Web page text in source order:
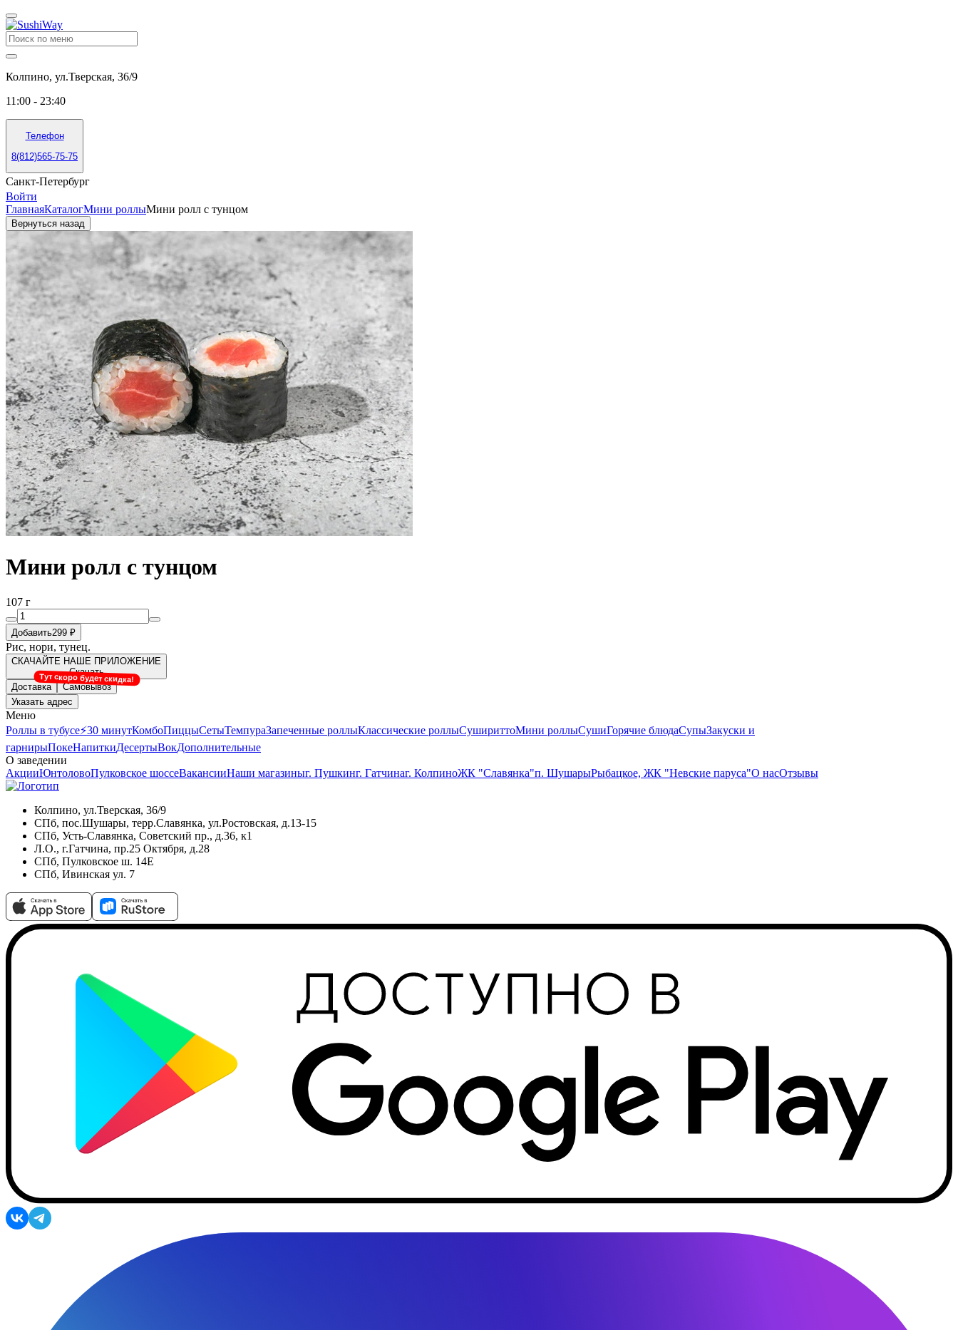
Колпино, ул.Тверская, 36/9
11:00 - 23:40
Телефон
8(812)565-75-75
Санкт-Петербург
Войти
ГлавнаяКаталогМини роллыМини ролл с тунцом
Вернуться назад
Мини ролл с тунцом
107 г
Добавить299 ₽
Рис, нори, тунец.
СКАЧАЙТЕ НАШЕ ПРИЛОЖЕНИЕ
Скачать
Доставка
Самовывоз
Тут скоро будет скидка!
Указать адрес
Меню
Роллы в тубусе⚡️30 минутКомбоПиццыСетыТемпураЗапеченные роллыКлассические роллыСушириттоМини роллыСушиГорячие блюдаСупыЗакуски и
гарнирыПокеНапиткиДесертыВокДополнительные
О заведении
АкцииЮнтоловоПулковское шоссеВакансииНаши магазиныг. Пушкинг. Гатчинаг. КолпиноЖК "Славянка"п. ШушарыРыбацкое, ЖК "Невские паруса"О насОтзывы
Колпино, ул.Тверская, 36/9
СПб, пос.Шушары, терр.Славянка, ул.Ростовская, д.13-15
СПб, Усть-Славянка, Советский пр., д.36, к1
Л.О., г.Гатчина, пр.25 Октября, д.28
СПб, Пулковское ш. 14Е
СПб, Ивинская ул. 7